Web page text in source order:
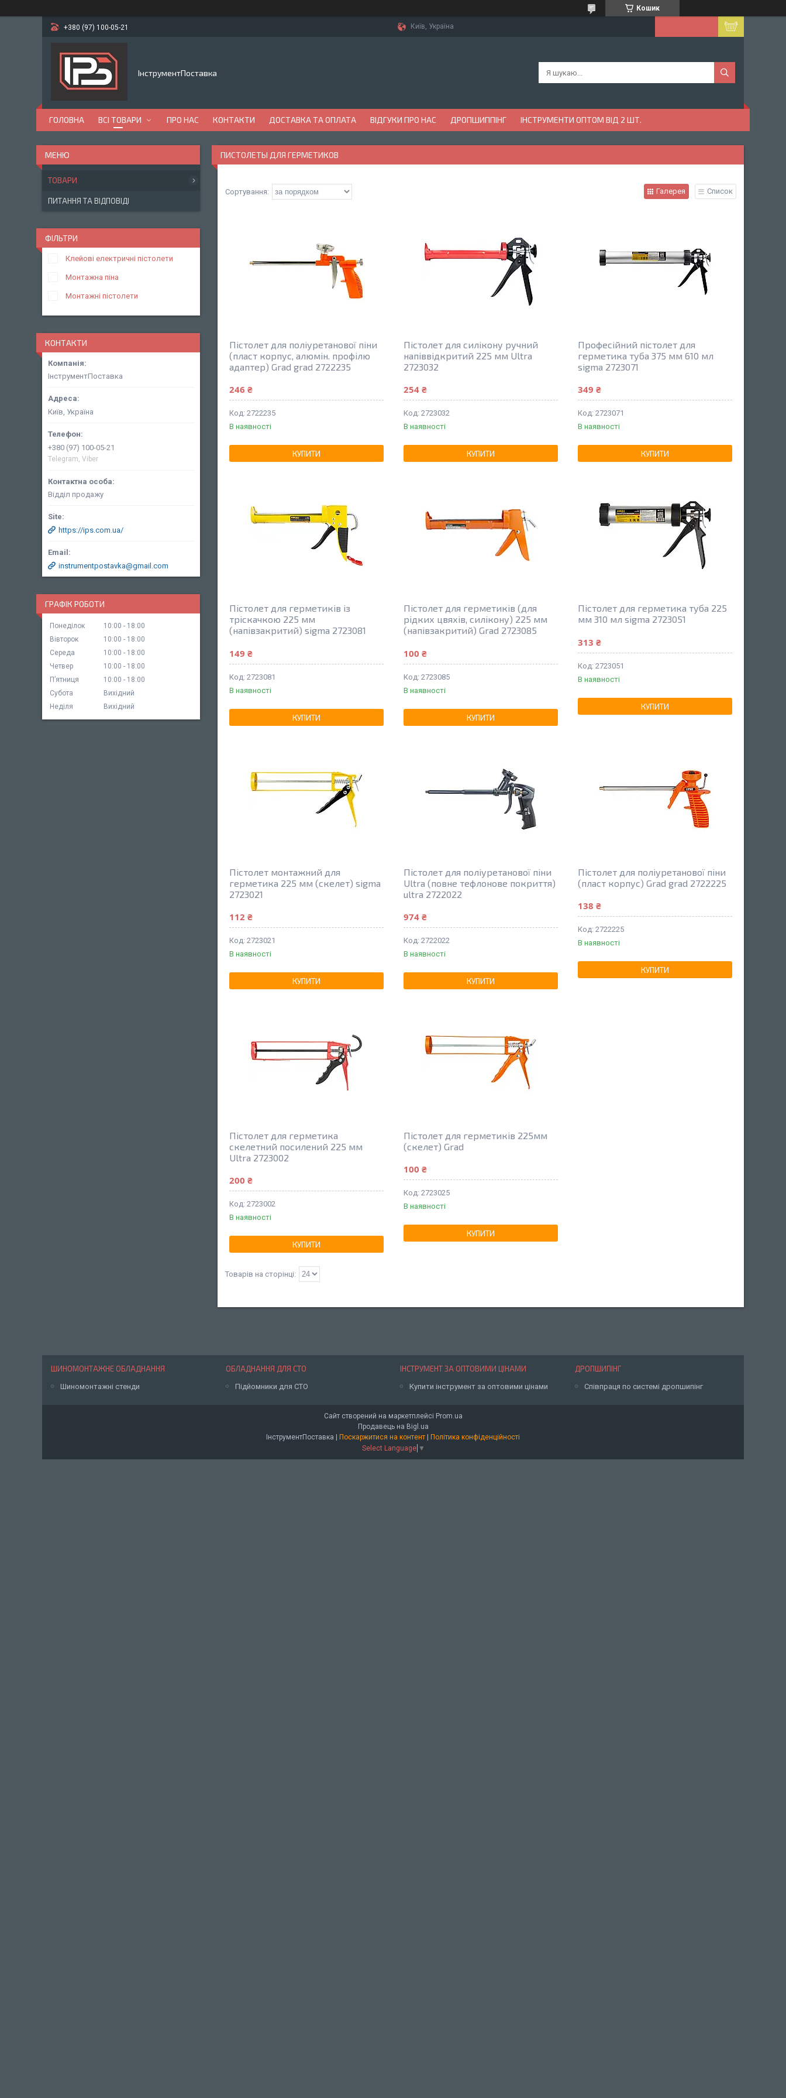
Кошик
+380 (97) 100-05-21 Київ, Україна
ІнструментПоставка
ГОЛОВНА ВСІ ТОВАРИ ПРО НАС КОНТАКТИ ДОСТАВКА ТА ОПЛАТА ВІДГУКИ ПРО НАС ДРОПШИППІНГ ІНСТРУМЕНТИ ОПТОМ ВІД 2 ШТ.
ПИСТОЛЕТЫ ДЛЯ ГЕРМЕТИКОВ
Галерея Список
Пістолет для поліуретанової піни
(пласт корпус, алюмін. профілю
адаптер) Grad grad 2722235
246 ₴
2722235
В наявності
КУПИТИ
Пістолет для силікону ручний
напіввідкритий 225 мм Ultra
2723032
254 ₴
2723032
В наявності
КУПИТИ
Професійний пістолет для
герметика туба 375 мм 610 мл
sigma 2723071
349 ₴
2723071
В наявності
КУПИТИ
Пістолет для герметиків із
тріскачкою 225 мм
(напівзакритий) sigma 2723081
149 ₴
2723081
В наявності
КУПИТИ
Пістолет для герметиків (для
рідких цвяхів, силікону) 225 мм
(напівзакритий) Grad 2723085
100 ₴
2723085
В наявності
КУПИТИ
Пістолет для герметика туба 225
мм 310 мл sigma 2723051
313 ₴
2723051
В наявності
КУПИТИ
Пістолет монтажний для
герметика 225 мм (скелет) sigma
2723021
112 ₴
2723021
В наявності
КУПИТИ
Пістолет для поліуретанової піни
Ultra (повне тефлонове покриття)
ultra 2722022
974 ₴
2722022
В наявності
КУПИТИ
Пістолет для поліуретанової піни
(пласт корпус) Grad grad 2722225
138 ₴
2722225
В наявності
КУПИТИ
Пістолет для герметика
скелетний посилений 225 мм
Ultra 2723002
200 ₴
2723002
В наявності
КУПИТИ
Пістолет для герметиків 225мм
(скелет) Grad
100 ₴
2723025
В наявності
КУПИТИ
ТОВАРИ
ПИТАННЯ ТА ВІДПОВІДІ
ФІЛЬТРИ
Клейові електричні пістолети
Монтажна піна
Монтажні пістолети
КОНТАКТИ
ІнструментПоставка
Київ, Україна
+380 (97) 100-05-21
Telegram, Viber
Відділ продажу
https://ips.com.ua/
instrumentpostavka@gmail.com
ГРАФІК РОБОТИ
Понеділок 10:00
18:00
Вівторок
10:00
18:00
Середа
10:00
18:00
Четвер
10:00
18:00
Пʼятниця
10:00
18:00
Субота
Вихідний
Неділя
Вихідний
ШИНОМОНТАЖНЕ ОБЛАДНАННЯ
Шиномонтажні стенди
ОБЛАДНАННЯ ДЛЯ СТО
Підйомники для СТО
ІНСТРУМЕНТ ЗА ОПТОВИМИ ЦІНАМИ
Купити інструмент за оптовими цінами
ДРОПШИПІНГ
Співпраця по системі дропшипінг
Сайт створений на маркетплейсі Prom.ua
Продавець на Bigl.ua
Поскаржитися на контент
Політика конфіденційності
Select Language ▼